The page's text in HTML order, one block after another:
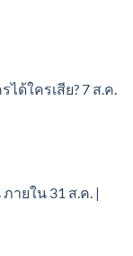
ด้ใครเสีย? 7 ส.ค.
ายใน 31 ส.ค. |